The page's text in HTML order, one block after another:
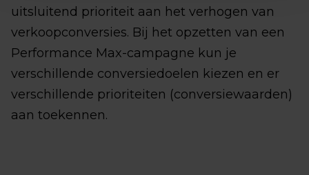
uitsluitend prioriteit aan het verhogen van
verkoopconversies. Bij het opzetten van een
Performance Max-campagne kun je
verschillende conversiedoelen kiezen en er
verschillende prioriteiten (conversiewaarden)
aan toekennen.